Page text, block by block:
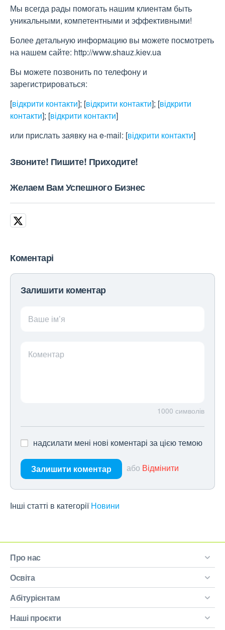
Мы всегда рады помогать нашим клиентам быть
уникальными, компетентными и эффективными!
Более детальную информацию вы можете посмотреть
на нашем сайте: http://www.shauz.kіev.ua
Вы можете позвонить по телефону и
зарегистрироваться:
[відкрити контакти]; [відкрити контакти]; [відкрити
контакти]; [відкрити контакти]
или прислать заявку на e-maіl: [відкрити контакти]
Звоните! Пишите! Приходите!
Желаем Вам Успешного Бизнес
Коментарі
Залишити коментар
Ваше ім’я
Коментар
1000 символів
надсилати мені нові коментарі за цією темою
Залишити коментар або Відмінити
Інші статті в категорії Новини
Про нас
Освіта
Абітурієнтам
Наші проєкти